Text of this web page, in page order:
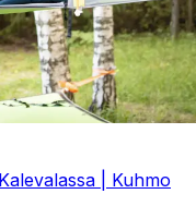
| Kuhmo